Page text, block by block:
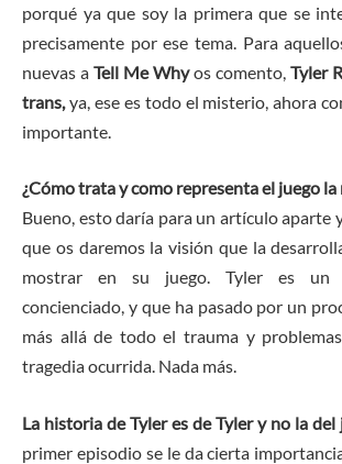
porqué ya que soy la primera que se
precisamente por ese tema. Para
nuevas a Tell Me Whyos comento, Tyler
trans,ya, ese es todo el misterio, ahora
importante.
¿Cómo trata y como representa el juego la
Bueno, esto daría para un artículo aparte
que os daremos la visión que la
mostrar en su juego. Tyler es un
concienciado, y que ha pasado por un
más allá de todo el trauma y
tragedia ocurrida. Nada más.
La historia de Tyler es de Tyler y no la del
primer episodio se le da cierta